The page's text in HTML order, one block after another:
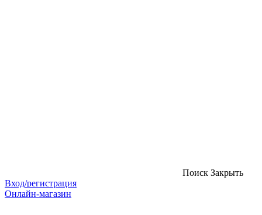
Поиск Закрыть
Вход/регистрация
Онлайн-магазин